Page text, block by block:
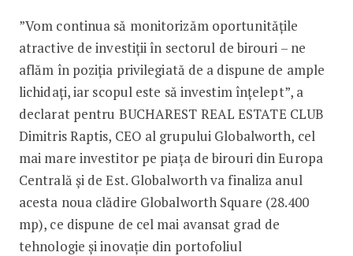
”Vom continua să monitorizăm oportunitățile
atractive de investiții în sectorul de birouri – ne
aflăm în poziția privilegiată de a dispune de ample
lichidați, iar scopul este să investim înțelept”, a
declarat pentru BUCHAREST REAL ESTATE CLUB
Dimitris Raptis, CEO al grupului Globalworth, cel
mai mare investitor pe piața de birouri din Europa
Centrală și de Est. Globalworth va finaliza anul
acesta noua clădire Globalworth Square (28.400
mp), ce dispune de cel mai avansat grad de
tehnologie și inovație din portofoliul